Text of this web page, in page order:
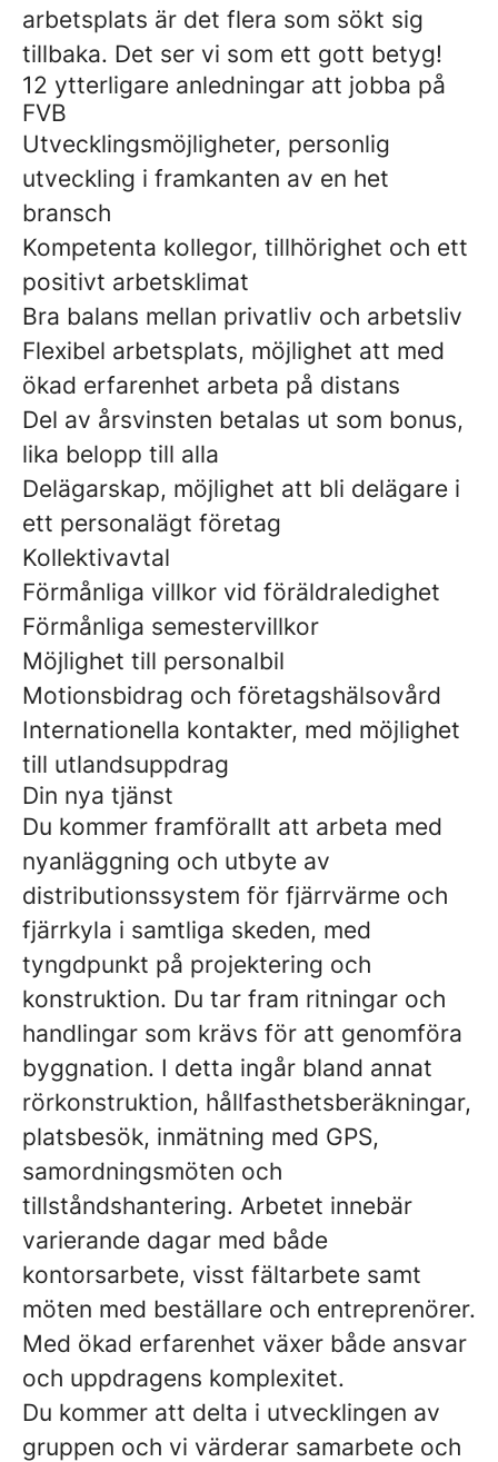
arbetsplats är det flera som sökt sig
tillbaka. Det ser vi som ett gott betyg!
12 ytterligare anledningar att jobba på
FVB
Utvecklingsmöjligheter, personlig
utveckling i framkanten av en het
bransch
Kompetenta kollegor, tillhörighet och ett
positivt arbetsklimat
Bra balans mellan privatliv och arbetsliv
Flexibel arbetsplats, möjlighet att med
ökad erfarenhet arbeta på distans
Del av årsvinsten betalas ut som bonus,
lika belopp till alla
Delägarskap, möjlighet att bli delägare i
ett personalägt företag
Kollektivavtal
Förmånliga villkor vid föräldraledighet
Förmånliga semestervillkor
Möjlighet till personalbil
Motionsbidrag och företagshälsovård
Internationella kontakter, med möjlighet
till utlandsuppdrag
Din nya tjänst
Du kommer framförallt att arbeta med
nyanläggning och utbyte av
distributionssystem för fjärrvärme och
fjärrkyla i samtliga skeden, med
tyngdpunkt på projektering och
konstruktion. Du tar fram ritningar och
handlingar som krävs för att genomföra
byggnation. I detta ingår bland annat
rörkonstruktion, hållfasthetsberäkningar,
platsbesök, inmätning med GPS,
samordningsmöten och
tillståndshantering. Arbetet innebär
varierande dagar med både
kontorsarbete, visst fältarbete samt
möten med beställare och entreprenörer.
Med ökad erfarenhet växer både ansvar
och uppdragens komplexitet.
Du kommer att delta i utvecklingen av
gruppen och vi värderar samarbete och